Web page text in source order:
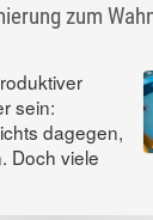
zum
sein:
dagegen,
Doch viele